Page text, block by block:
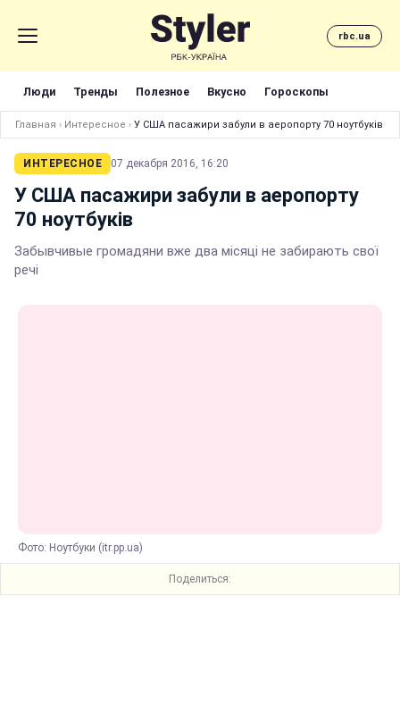
rbc.ua
Люди Тренды Полезное Вкусно Гороскопы
Главная › Интересное › У США пасажири забули в аеропорту 70 ноутбуків
ИНТЕРЕСНОЕ 07 декабря 2016, 16:20
У США пасажири забули в аеропорту
70 ноутбуків
Забывчивые громадяни вже два місяці не забирають свої
речі
Фото: Ноутбуки (itr.pp.ua)
Поделиться: